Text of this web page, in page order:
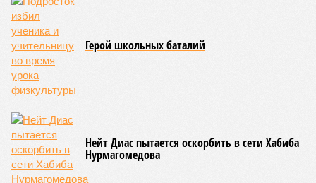
Герой школьных баталий
Нейт Диас пытается оскорбить в сети Хабиба
Нурмагомедова